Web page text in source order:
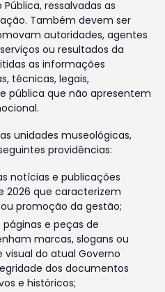
ressalvadas as
Também devem ser
autoridades, agentes
ou resultados da
as informações
técnicas, legais,
pública que não apresentem
unidades museológicas,
providências:
notícias e publicações
2026 que caracterizem
promoção da gestão;
e peças de
marcas, slogans ou
do atual Governo
dos documentos
e históricos;